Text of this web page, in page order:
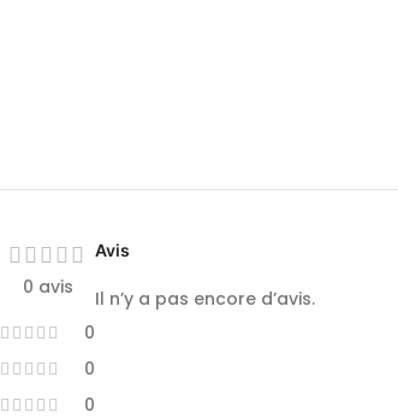
0 avis
0
0
0
Avis
Il n’y a pas encore d’avis.